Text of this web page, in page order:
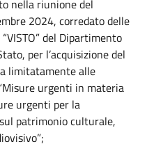
nella riunione del
2024, corredato delle
del Dipartimento
per l’acquisizione del
limitatamente alle
urgenti in materia
urgenti per la
patrimonio culturale,
”;